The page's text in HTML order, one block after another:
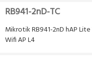
RB941-2nD-TC
Mikrotik RB941-2nD hAP
Wifi AP L4